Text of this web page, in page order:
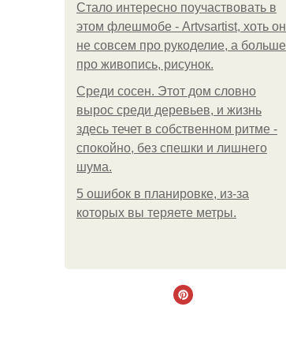
Стало интересно поучаствовать в
этом флешмобе - Artvsartist, хоть он
не совсем про рукоделие, а больше
про живопись, рисунок.
Среди сосен. Этот дом словно
вырос среди деревьев, и жизнь
здесь течет в собственном ритме -
спокойно, без спешки и лишнего
шума.
5 ошибок в планировке, из-за
которых вы теряете метры.